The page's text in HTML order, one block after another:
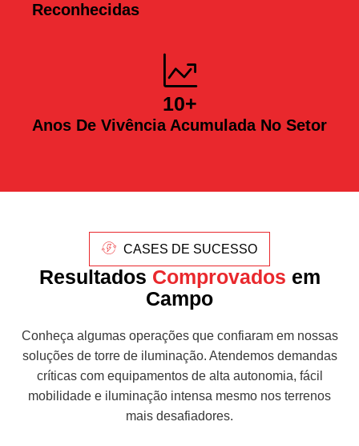
Reconhecidas
Anos De Vivência Acumulada No Setor
10+
CASES DE SUCESSO
Resultados Comprovados em
Campo
Conheça algumas operações que confiaram em nossas
soluções de torre de iluminação. Atendemos demandas
críticas com equipamentos de alta autonomia, fácil
mobilidade e iluminação intensa mesmo nos terrenos
mais desafiadores.